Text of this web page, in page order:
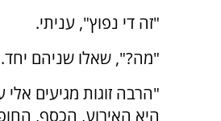
"זה די נפוץ", עניתי.
"מה?", שאלו שניהם יחד.
"הרבה זוגות מגיעים
היא האירוע, הכסף,